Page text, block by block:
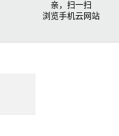
亲，扫一扫
浏览手机云网站